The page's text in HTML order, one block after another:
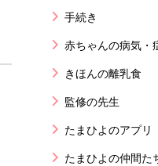
手続き
赤ちゃんの病気・
きほんの離乳食
監修の先生
たまひよのアプリ
たまひよの仲間た